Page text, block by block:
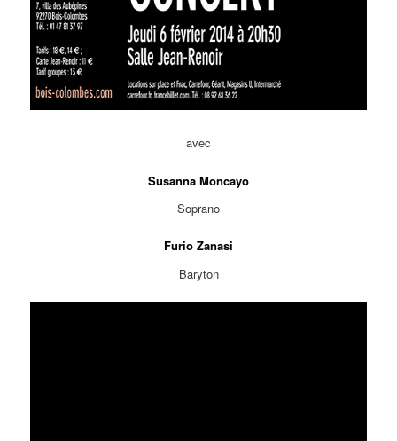
avec
Susanna Moncayo
Soprano
Furio Zanasi
Baryton